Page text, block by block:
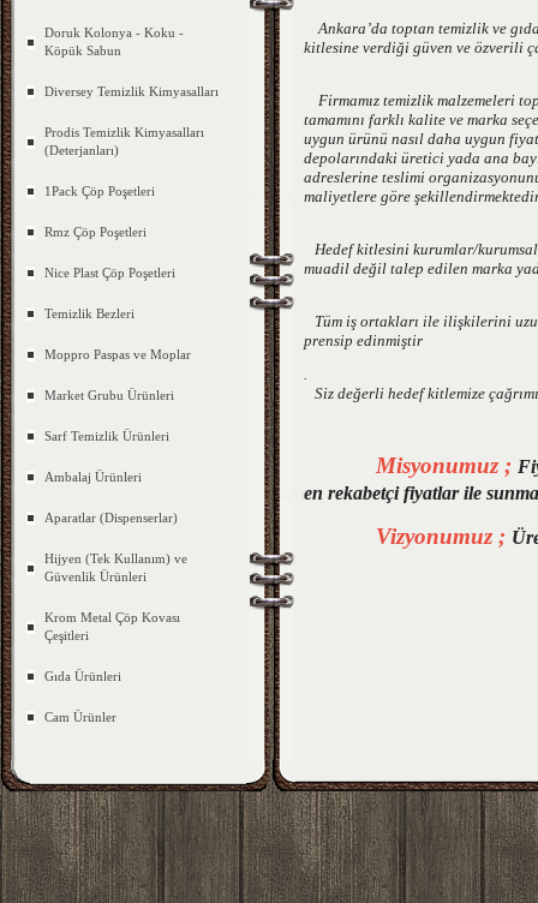
Doruk Kolonya - Koku -
Köpük Sabun
Diversey Temizlik Kimyasalları
Prodis Temizlik Kimyasalları
(Deterjanları)
1Pack Çöp Poşetleri
Rmz Çöp Poşetleri
Nice Plast Çöp Poşetleri
Temizlik Bezleri
Moppro Paspas ve Moplar
Market Grubu Ürünleri
Sarf Temizlik Ürünleri
Ambalaj Ürünleri
Aparatlar (Dispenserlar)
Hijyen (Tek Kullanım) ve
Güvenlik Ürünleri
Krom Metal Çöp Kovası
Çeşitleri
Gıda Ürünleri
Cam Ürünler
Ankara’da toptan temizlik ve
kitlesine verdiği güven ve özverili
Firmamız temizlik malzemeleri
tamamını farklı kalite ve marka
uygun ürünü nasıl daha uygun
depolarındaki üretici yada ana
adreslerine teslimi
maliyetlere göre
Hedef kitlesini kurumlar/
muadil değil talep edilen marka
Tüm iş ortakları ile ilişkilerini
prensip edinmiştir
Siz değerli hedef kitlemize
Misyonumuz ;
en rekabetçi fiyatlar ile
Vizyonumuz ;